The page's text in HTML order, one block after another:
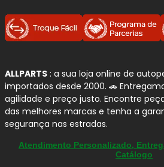
ALLPARTS : a sua loja online de
importados desde 2000. 🚗
agilidade e preço justo. Encontre
das melhores marcas e tenha a
segurança nas estradas.
Atendimento Personalizado,
Catálogo